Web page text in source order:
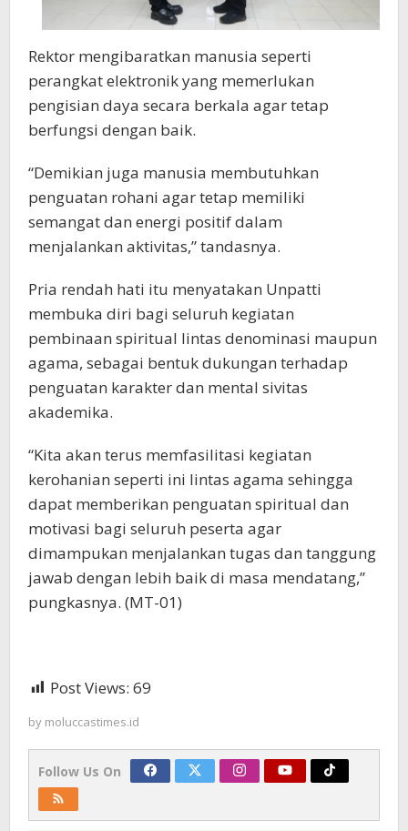
Rektor mengibaratkan manusia seperti
perangkat elektronik yang memerlukan
pengisian daya secara berkala agar tetap
berfungsi dengan baik.
“Demikian juga manusia membutuhkan
penguatan rohani agar tetap memiliki
semangat dan energi positif dalam
menjalankan aktivitas,” tandasnya.
Pria rendah hati itu menyatakan Unpatti
membuka diri bagi seluruh kegiatan
pembinaan spiritual lintas denominasi maupun
agama, sebagai bentuk dukungan terhadap
penguatan karakter dan mental sivitas
akademika.
“Kita akan terus memfasilitasi kegiatan
kerohanian seperti ini lintas agama sehingga
dapat memberikan penguatan spiritual dan
motivasi bagi seluruh peserta agar
dimampukan menjalankan tugas dan tanggung
jawab dengan lebih baik di masa mendatang,”
pungkasnya. (MT-01)
Post Views: 69
by moluccastimes.id
Follow Us On